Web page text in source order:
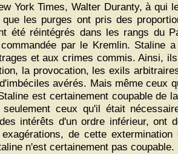
York Times, Walter Duranty, à
que les purges ont pris des
été réintégrés dans les rangs du
par le Kremlin. Staline
et aux crimes commis. Ainsi,
la provocation, les exils
avérés. Mais même
est certainement coupable de
seulement ceux qu'il était
intérêts d'un ordre inférieur, ont
de cette
n'est certainement pas coupable.